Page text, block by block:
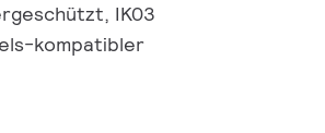
IK03
kompatibler